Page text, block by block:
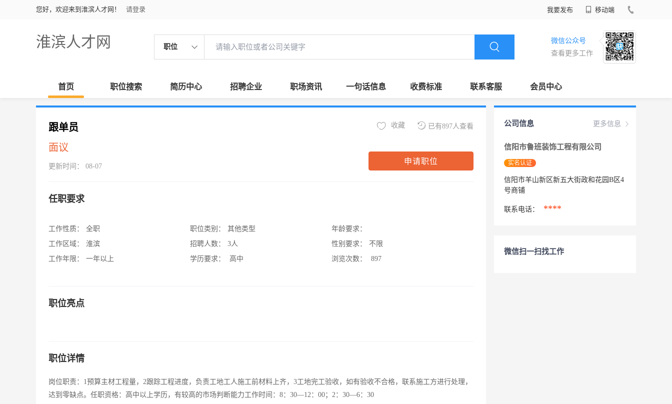
您好，欢迎来到淮滨人才网！ 请登录 我要发布 移动端
淮滨人才网 职位
微信公众号
查看更多工作
首页 职位搜索 简历中心 招聘企业 职场资讯 一句话信息 收费标准 联系客服 会员中心
跟单员
面议
更新时间： 08-07
已有897人查看
收藏
申请职位
任职要求
工作性质：
全职
工作区域：
淮滨
工作年限：
一年以上
职位类别：
其他类型
招聘人数：
3人
学历要求：
高中
年龄要求：
性别要求：
不限
浏览次数：
897
职位亮点
职位详情
岗位职责：1预算主材工程量，2跟踪工程进度，负责工地工人施工前材料上齐，3工地完工验收，如有验收不合格，联系施工方进行处理，
达到零缺点。任职资格：高中以上学历，有较高的市场判断能力工作时间：8：30—12：00；2：30—6：30
更多信息
公司信息
信阳市鲁班装饰工程有限公司
实名认证
信阳市羊山新区新五大街政和花园B区4
号商铺
联系电话： ****
微信扫一扫找工作